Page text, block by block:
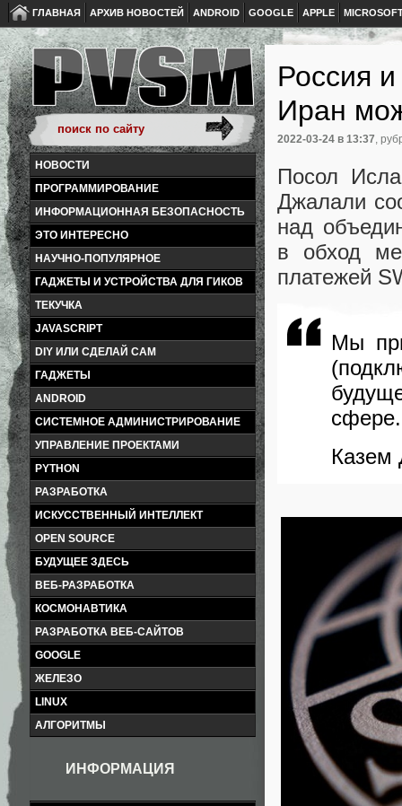
ГЛАВНАЯ АРХИВ НОВОСТЕЙ ANDROID GOOGLE APPLE
НОВОСТИ
ПРОГРАММИРОВАНИЕ
ИНФОРМАЦИОННАЯ БЕЗОПАСНОСТЬ
ЭТО ИНТЕРЕСНО
НАУЧНО-ПОПУЛЯРНОЕ
ГАДЖЕТЫ И УСТРОЙСТВА ДЛЯ ГИКОВ
ТЕКУЧКА
JAVASCRIPT
DIY ИЛИ СДЕЛАЙ САМ
ГАДЖЕТЫ
ANDROID
СИСТЕМНОЕ АДМИНИСТРИРОВАНИЕ
УПРАВЛЕНИЕ ПРОЕКТАМИ
PYTHON
РАЗРАБОТКА
ИСКУССТВЕННЫЙ ИНТЕЛЛЕКТ
OPEN SOURCE
БУДУЩЕЕ ЗДЕСЬ
ВЕБ-РАЗРАБОТКА
КОСМОНАВТИКА
РАЗРАБОТКА ВЕБ-САЙТОВ
GOOGLE
ЖЕЛЕЗО
LINUX
АЛГОРИТМЫ
ИНФОРМАЦИЯ
Россия
Иран
2022-03-24 в 13:37,
Посол
Джалали
над
в обход
платежей
Мы
сфере.
Казем